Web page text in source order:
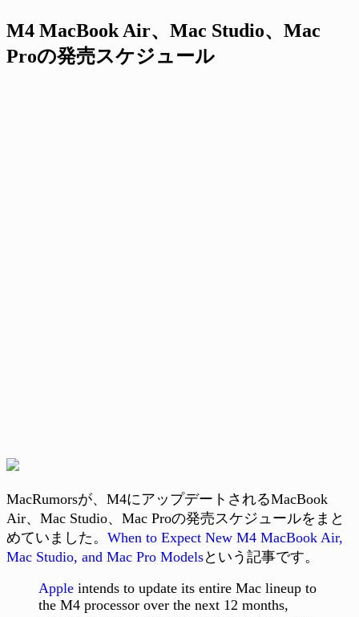
M4 MacBook Air、Mac Studio、Mac
Proの発売スケジュール
MacRumorsが、M4にアップデートされるMacBook
Air、Mac Studio、Mac Proの発売スケジュールをまと
めていました。 When to Expect New M4 MacBook Air,
Mac Studio, and Mac Pro Modelsという記事です。
Apple intends to update its entire Mac lineup to
the M4 processor over the next 12 months,